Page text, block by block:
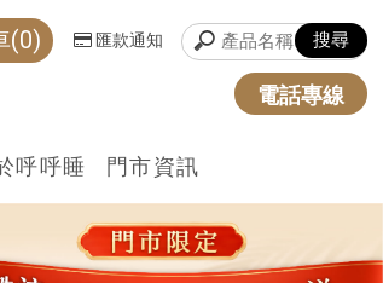
呼呼睡 門市資訊
(0) 匯款通知
電話專線